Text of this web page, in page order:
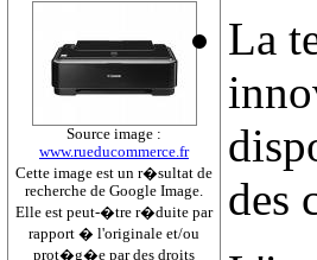
Source image :
www.rueducommerce.fr
Cette image est un r�sultat de
recherche de Google Image.
Elle est peut-�tre r�duite par
rapport � l'originale et/ou
prot�g�e par des droits
La
des